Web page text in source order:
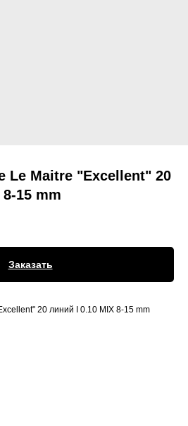
Le Maitre "Excellent" 20
15 mm
Заказать
20 линий I 0.10 MIX 8-15 mm